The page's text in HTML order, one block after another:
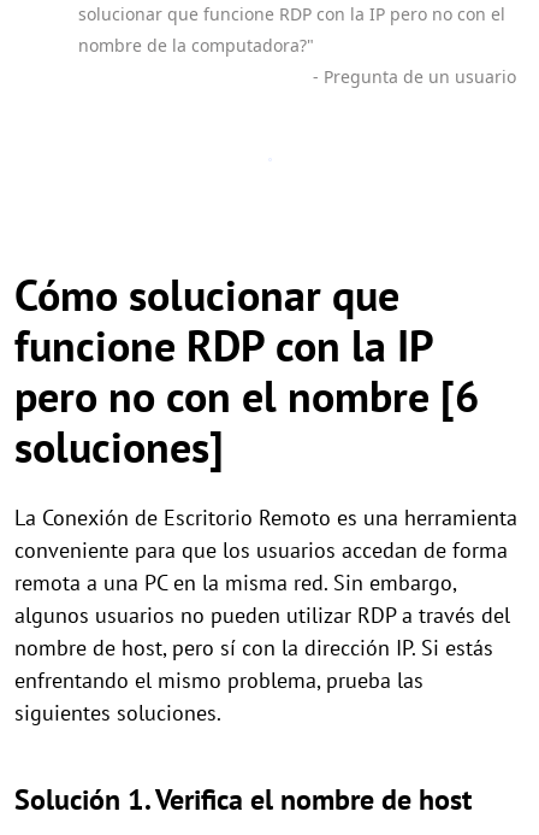
solucionar que funcione RDP con la IP pero no con el
nombre de la computadora?"
- Pregunta de un usuario
Cómo solucionar que
funcione RDP con la IP
pero no con el nombre [6
soluciones]
La Conexión de Escritorio Remoto es una herramienta
conveniente para que los usuarios accedan de forma
remota a una PC en la misma red. Sin embargo,
algunos usuarios no pueden utilizar RDP a través del
nombre de host, pero sí con la dirección IP. Si estás
enfrentando el mismo problema, prueba las
siguientes soluciones.
Solución 1. Verifica el nombre de host